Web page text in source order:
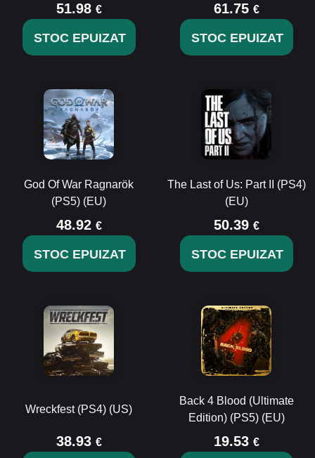
51.98 €
STOC EPUIZAT
61.75 €
STOC EPUIZAT
God Of War Ragnarök
(PS5) (EU)
48.92 €
STOC EPUIZAT
The Last of Us: Part II (PS4)
(EU)
50.39 €
STOC EPUIZAT
Wreckfest (PS4) (US)
38.93 €
Back 4 Blood (Ultimate
Edition) (PS5) (EU)
19.53 €